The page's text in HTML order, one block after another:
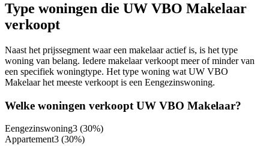
Type woningen die UW VBO Makelaar
verkoopt
Naast het prijssegment waar een makelaar actief is, is het type
woning van belang. Iedere makelaar verkoopt meer of minder van
een specifiek woningtype. Het type woning wat UW VBO
Makelaar het meeste verkoopt is een Eengezinswoning.
Welke woningen verkoopt UW VBO Makelaar?
Eengezinswoning3 (30%)
Appartement3 (30%)